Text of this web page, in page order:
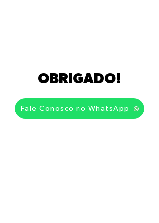
OBRIGADO!
Fale Conosco no WhatsApp